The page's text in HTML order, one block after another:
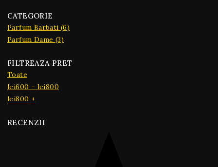
CATEGORIE
Parfum Barbati(6)
Parfum Dame (3)
FILTREAZA PRET
Toate
lei600 – lei800
lei800 +
RECENZII